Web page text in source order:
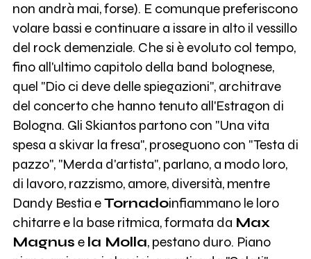
non andrà mai, forse). E comunque preferiscono
volare bassi e continuare a issare in alto il vessillo
del rock demenziale. Che si è evoluto col tempo,
fino all'ultimo capitolo della band bolognese,
quel "Dio ci deve delle spiegazioni", architrave
del concerto che hanno tenuto all'Estragon di
Bologna. Gli Skiantos partono con "Una vita
spesa a skivar la fresa", proseguono con "Testa di
pazzo", "Merda d'artista", parlano, a modo loro,
di lavoro, razzismo, amore, diversità, mentre
Dandy Bestia eTornadoinfiammano le loro
chitarre e la base ritmica, formata da Max
Magnus e la Molla, pestano duro. Piano